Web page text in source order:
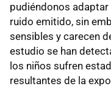
pudiéndonos adaptar
ruido emitido, sin
sensibles y carecen
estudio se han
los niños sufren
resultantes de la